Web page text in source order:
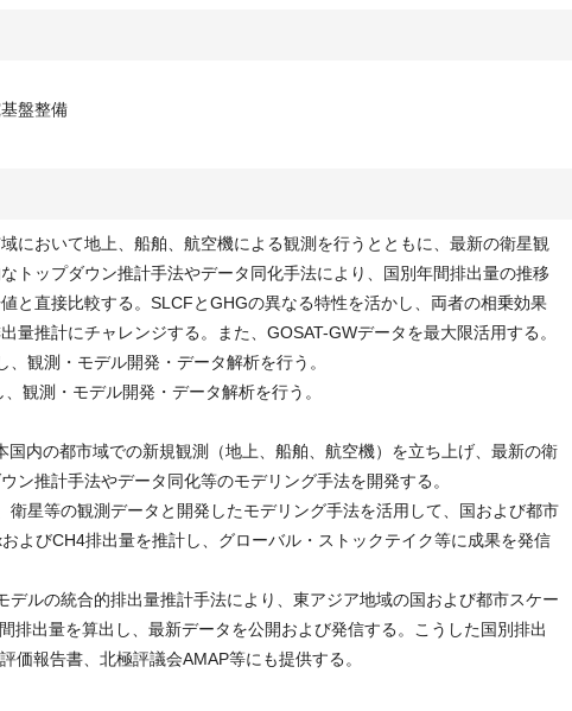
盤整備
において地上、船舶、航空機による観測を行うとともに、最新の衛星観
トップダウン推計手法やデータ同化手法により、国別年間排出量の推移
と直接比較する。SLCFとGHGの異なる特性を活かし、両者の相乗効果
量推計にチャレンジする。また、GOSAT-GWデータを最大限活用する。
観測・モデル開発・データ解析を行う。
観測・モデル開発・データ解析を行う。
国内の都市域での新規観測（地上、船舶、航空機）を立ち上げ、最新の衛
ン推計手法やデータ同化等のモデリング手法を開発する。
衛星等の観測データと開発したモデリング手法を活用して、国および都市
よびCH4排出量を推計し、グローバル・ストックテイク等に成果を発信
デルの統合的排出量推計手法により、東アジア地域の国および都市スケー
排出量を算出し、最新データを公開および発信する。こうした国別排出
価報告書、北極評議会AMAP等にも提供する。